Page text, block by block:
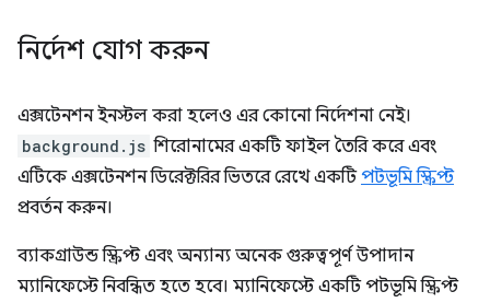
নির্দেশ যোগ করুন
এক্সটেনশন ইনস্টল করা হলেও এর কোনো নির্দেশনা নেই।
background.js শিরোনামের একটি ফাইল তৈরি করে এবং
এটিকে এক্সটেনশন ডিরেক্টরির ভিতরে রেখে একটিপটভূমি স্ক্রিপ্ট
প্রবর্তন করুন।
ব্যাকগ্রাউন্ড স্ক্রিপ্ট এবং অন্যান্য অনেক গুরুত্বপূর্ণ উপাদান
ম্যানিফেস্টে নিবন্ধিত হতে হবে। ম্যানিফেস্টে একটি পটভূমি স্ক্রিপ্ট